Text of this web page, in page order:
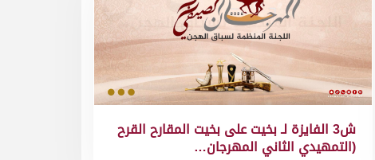
ش3 الفايزة لـ بخيت على بخيت المقارح القرح
(التمهيدي الثاني المهرجان…